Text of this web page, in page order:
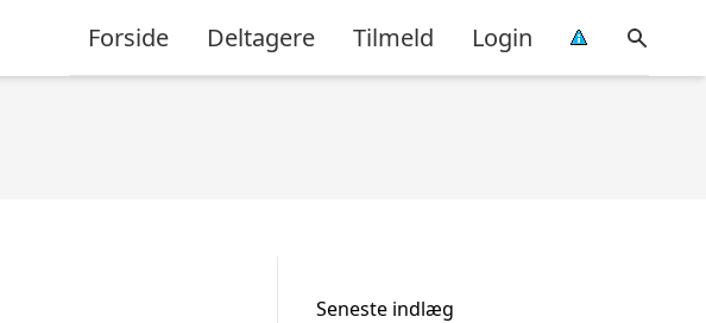
Forside Deltagere Tilmeld Login
Seneste indlæg